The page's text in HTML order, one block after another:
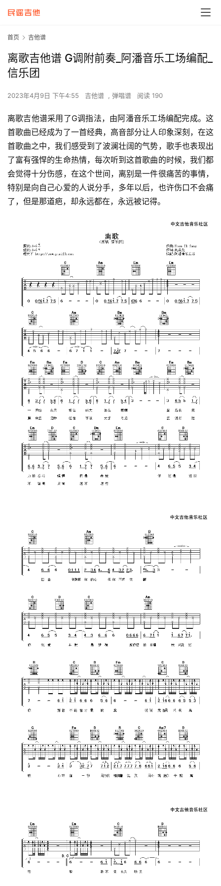
首页 吉他谱
离歌吉他谱 G调附前奏_阿潘音乐工场编配_
信乐团
2023年4月9日 下午4:55 吉他谱 , 弹唱谱 阅读 190
离歌吉他谱采用了G调指法，由阿潘音乐工场编配完成。这
首歌曲已经成为了一首经典，高音部分让人印象深刻，在这
首歌曲之中，我们感受到了波澜壮阔的气势，歌手也表现出
了富有强悍的生命热情，每次听到这首歌曲的时候，我们都
会觉得十分伤感，在这个世间，离别是一件很痛苦的事情，
特别是向自己心爱的人说分手，多年以后，也许伤口不会痛
了，但是那道疤，却永远都在，永远被记得。